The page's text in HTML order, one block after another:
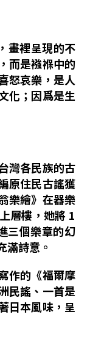
畫裡呈現的不
而是襁褓中的
怒哀樂，是人
化；因爲是生
灣各民族的古
原住民古謠獲
樂繪》在器樂
層樓，她將 1
三個樂章的幻
滿詩意。
作的《福爾摩
民謠、一首是
日本風味，呈